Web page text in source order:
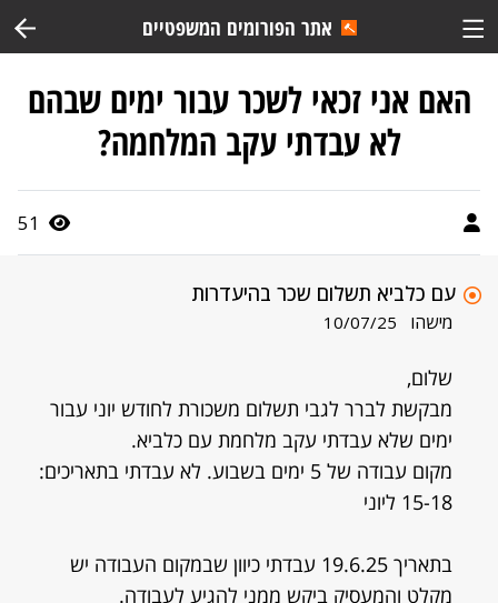
אתר הפורומים המשפטיים
האם אני זכאי לשכר עבור ימים שבהם
לא עבדתי עקב המלחמה?
51
עם כלביא תשלום שכר בהיעדרות
מישהו 10/07/25
שלום,
מבקשת לברר לגבי תשלום משכורת לחודש יוני עבור
ימים שלא עבדתי עקב מלחמת עם כלביא.
מקום עבודה של 5 ימים בשבוע. לא עבדתי בתאריכים:
15-18 ליוני
בתאריך 19.6.25 עבדתי כיוון שבמקום העבודה יש
מקלט והמעסיק ביקש ממני להגיע לעבודה.